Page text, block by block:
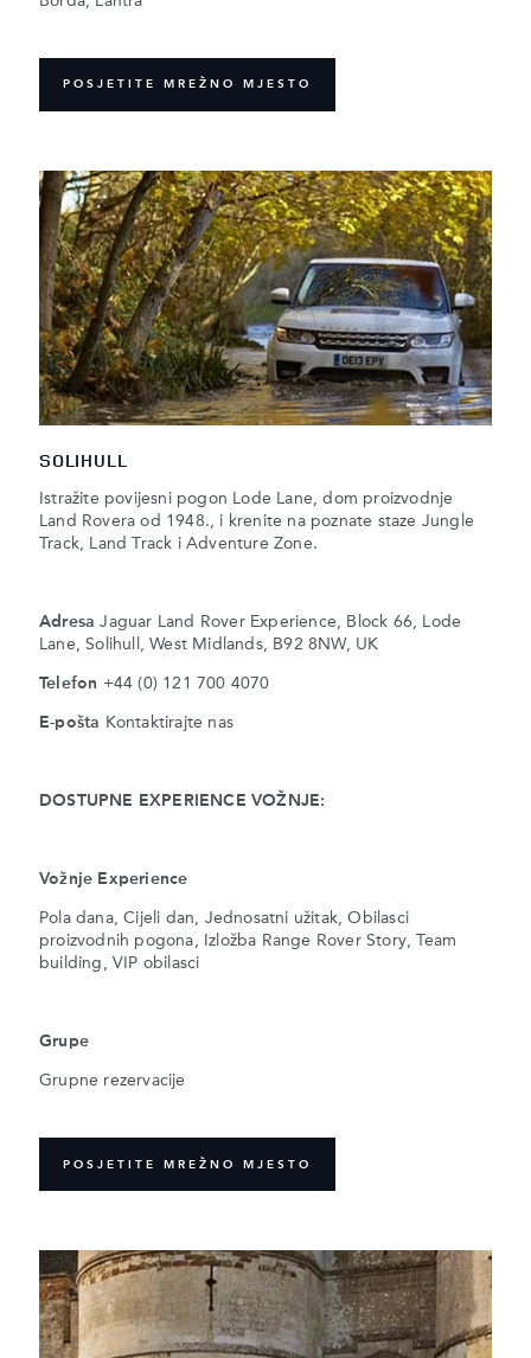
POSJETITE MREŽNO MJESTO
SOLIHULL
Istražite povijesni pogon Lode Lane, dom proizvodnje
Land Rovera od 1948., i krenite na poznate staze Jungle
Track, Land Track i Adventure Zone.
AdresaJaguar Land Rover Experience, Block 66, Lode
Lane, Solihull, West Midlands, B92 8NW, UK
Telefon +44 (0) 121 700 4070
E-pošta Kontaktirajte nas
DOSTUPNE EXPERIENCE VOŽNJE:
Vožnje Experience
Pola dana, Cijeli dan, Jednosatni užitak, Obilasci
proizvodnih pogona, Izložba Range Rover Story, Team
building, VIP obilasci
Grupe
Grupne rezervacije
POSJETITE MREŽNO MJESTO